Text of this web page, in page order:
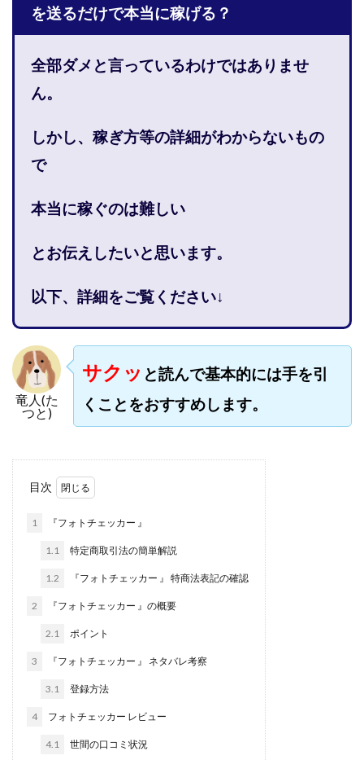
を送るだけで本当に稼げる？
全部ダメと言っているわけではありませ
ん。
しかし、稼ぎ方等の詳細がわからないもの
で
本当に稼ぐのは難しい
とお伝えしたいと思います。
以下、詳細をご覧ください↓
竜人(た
つと)
サクッ と読んで基本的には手を引
くことをおすすめします。
目次
1 『フォトチェッカー 』
1.1 特定商取引法の簡単解説
1.2 『フォトチェッカー 』 特商法表記の確認
2 『フォトチェッカー 』の概要
2.1 ポイント
3 『フォトチェッカー 』 ネタバレ考察
3.1 登録方法
4 フォトチェッカー レビュー
4.1 世間の口コミ状況
株式会社ORIT
株式会社PACHA(パチャ)
株式会社PLUM
株式会社Precious.Light
株式会社PRINCELESS
株式会社Logical Forex
株式会社SD TRUST
株式会社SELLTEC
株式会社monokoko
株式会社Link Partners
株式会社BANKER6
株式会社Be honest
株式会社Continue Marketing LAB
株式会社FC
株式会社FEEL
株式会社first
株式会社FrontShine
株式会社GENERALHAWK
株式会社gleam
株式会社GOLAZO
株式会社greed
株式会社H・S
株式会社H.S
株式会社ICC
手塚 久典
大川康治
塚原健太
塩田沙代
夏目歩美
大原 哲男
大原哲男
大島眞理子
大川智宏
坂本よしたか
大森淳弘 大田賢二
天本隼人
坂口健
安達健太朗
合同会社ミドル
合同会社アドバンス
合同会社ウェルファースト
合同会社クラウドジャパン
合同会社サウザントレフト
合同会社サバイバルグランピング
合同会社シームレス